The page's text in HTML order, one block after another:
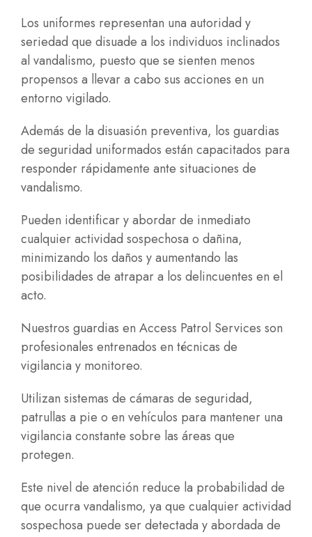
Los uniformes representan una autoridad y
seriedad que disuade a los individuos inclinados
al vandalismo, puesto que se sienten menos
propensos a llevar a cabo sus acciones en un
entorno vigilado.
Además de la disuasión preventiva, los guardias
de seguridad uniformados están capacitados para
responder rápidamente ante situaciones de
vandalismo.
Pueden identificar y abordar de inmediato
cualquier actividad sospechosa o dañina,
minimizando los daños y aumentando las
posibilidades de atrapar a los delincuentes en el
acto.
Nuestros guardias en Access Patrol Services son
profesionales entrenados en técnicas de
vigilancia y monitoreo.
Utilizan sistemas de cámaras de seguridad,
patrullas a pie o en vehículos para mantener una
vigilancia constante sobre las áreas que
protegen.
Este nivel de atención reduce la probabilidad de
que ocurra vandalismo, ya que cualquier actividad
sospechosa puede ser detectada y abordada de